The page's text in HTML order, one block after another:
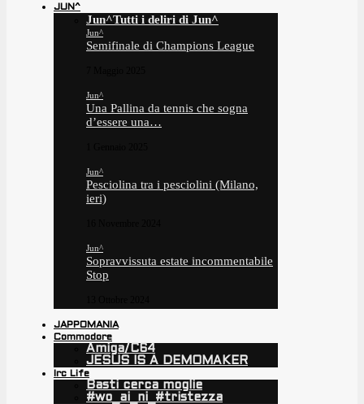
JUN^
Jun^Tutti i deliri di Jun^
Jun^
Semifinale di Champions League
Jun^
Una Pallina da tennis che sogna
d’essere una…
Jun^
Pesciolina tra i pesciolini (Milano,
ieri)
Jun^
Sopravvissuta estate incommentabile
Stop
JAPPOMANIA
Commodore
Amiga/C64
JESUS IS A DEMOMAKER
Irc Life
Basti cerca moglie
#wo_ai_ni_#tristezza